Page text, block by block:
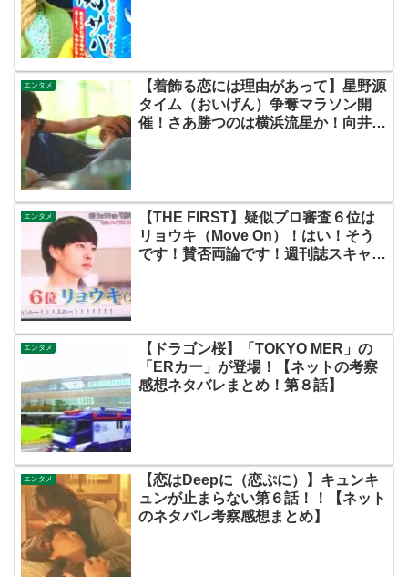
エンタメ
【着飾る恋には理由があって】星野源
タイム（おいげん）争奪マラソン開
催！さあ勝つのは横浜流星か！向井理
エンタメ
【THE FIRST】疑似プロ審査６位は
リョウキ（Move On）！はい！そう
です！賛否両論です！週刊誌スキャン
エンタメ
【ドラゴン桜】「TOKYO MER」の
「ERカー」が登場！【ネットの考察
感想ネタバレまとめ！第８話】
エンタメ
【恋はDeepに（恋ぷに）】キュンキ
ュンが止まらない第６話！！【ネット
のネタバレ考察感想まとめ】